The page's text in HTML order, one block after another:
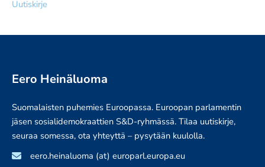
Uutiskirje
Eero Heinäluoma
Suomalaisten puhemies Euroopassa. Euroopan parlamentin
jäsen sosialidemokraattien S&D-ryhmässä. Tilaa uutiskirje,
seuraa somessa, ota yhteyttä – pysytään kuulolla.
eero.heinaluoma (at) europarl.europa.eu